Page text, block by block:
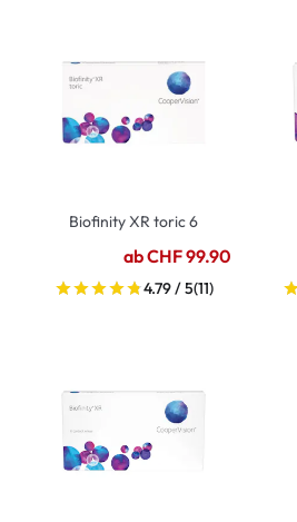
Biofinity XR toric 6
ab CHF 99.90
4.79 / 5(11)